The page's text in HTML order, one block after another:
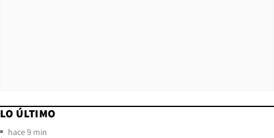
LO ÚLTIMO
hace 9 min